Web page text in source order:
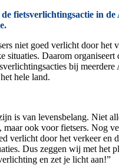
de fietsverlichtingsactie in
niet goed verlicht door het
situaties. Daarom
bij
hele land.
is van levensbelang. Niet
maar ook voor fietsers. Nog
verlicht door het verkeer en
Dus zeggen wij met het
en zet je licht aan!”